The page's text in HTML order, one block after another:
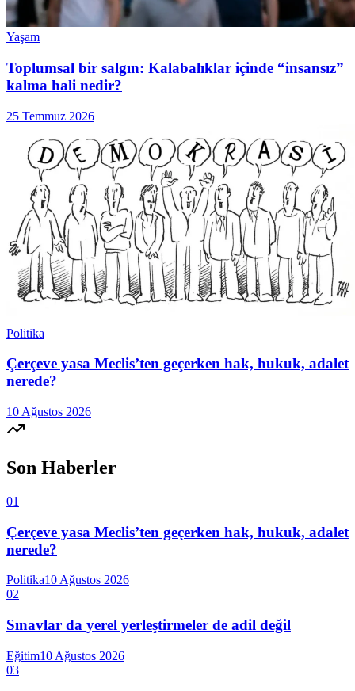
Yaşam
Toplumsal bir salgın: Kalabalıklar içinde “insansız”
kalma hali nedir?
25 Temmuz 2026
Politika
Çerçeve yasa Meclis’ten geçerken hak, hukuk, adalet
nerede?
10 Ağustos 2026
Son Haberler
01
Çerçeve yasa Meclis’ten geçerken hak, hukuk, adalet
nerede?
Politika10 Ağustos 2026
02
Sınavlar da yerel yerleştirmeler de adil değil
Eğitim10 Ağustos 2026
03